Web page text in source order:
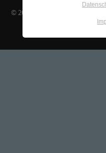
© 2026 TEGEWA e.V.